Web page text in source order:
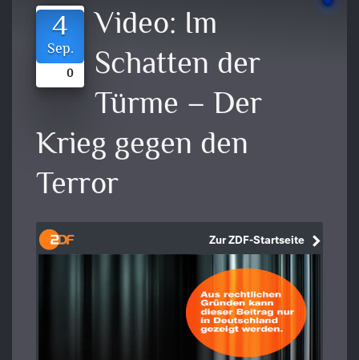
4
Sep.
0
Video: Im
Schatten der
Türme – Der
Krieg gegen den
Terror